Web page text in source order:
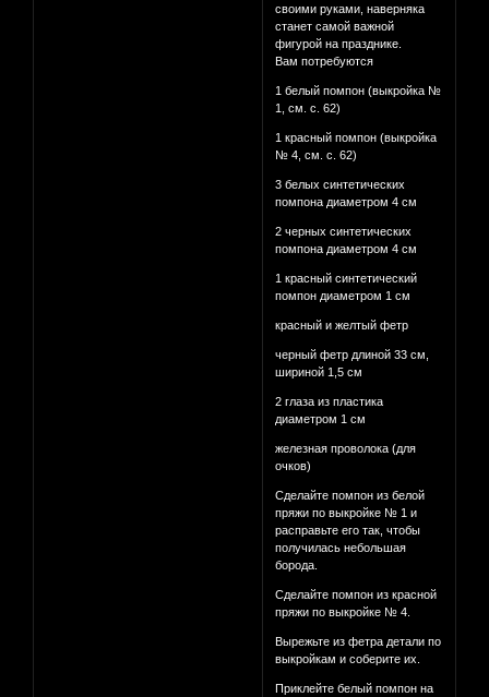
своими руками, наверняка
станет самой важной
фигурой на празднике.
Вам потребуются
1 белый помпон (выкройка №
1, см. с. 62)
1 красный помпон (выкройка
№ 4, см. с. 62)
3 белых синтетических
помпона диаметром 4 см
2 черных синтетических
помпона диаметром 4 см
1 красный синтетический
помпон диаметром 1 см
красный и желтый фетр
черный фетр длиной 33 см,
шириной 1,5 см
2 глаза из пластика
диаметром 1 см
железная проволока (для
очков)
Сделайте помпон из белой
пряжи по выкройке № 1 и
расправьте его так, чтобы
получилась небольшая
борода.
Сделайте помпон из красной
пряжи по выкройке № 4.
Вырежьте из фетра детали по
выкройкам и соберите их.
Приклейте белый помпон на